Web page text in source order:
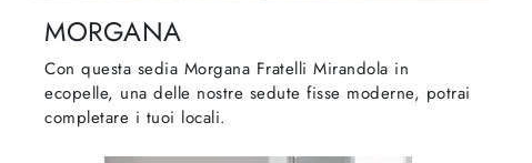
MORGANA
Con questa sedia Morgana Fratelli Mirandola in
ecopelle, una delle nostre sedute fisse moderne, potrai
completare i tuoi locali.